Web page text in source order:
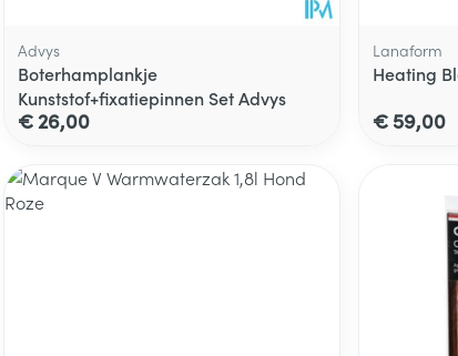
Advys
Boterhamplankje
Kunststof+fixatiepinnen Set Advys
€ 26,00
Lanaform
Heating
€ 59,00